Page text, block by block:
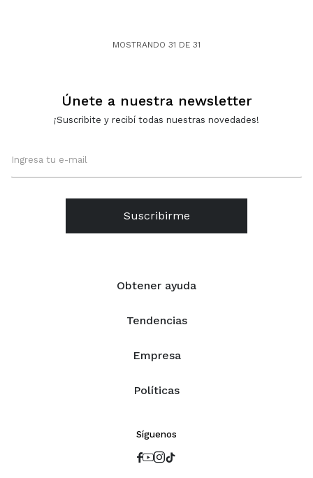
MOSTRANDO 31 DE 31
Obtener ayuda
Tendencias
Empresa
Políticas
Únete a nuestra newsletter
¡Suscribite y recibí todas nuestras novedades!
Suscribirme
Síguenos
